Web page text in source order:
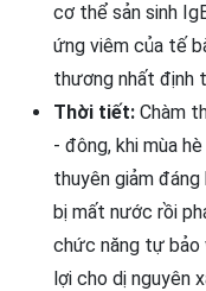
cơ thể sản sinh
ứng viêm của tế
thương nhất định
Thời tiết: Chàm
- đông, khi mùa
thuyên giảm
bị mất nước rồi
chức năng tự bảo
lợi cho dị nguyên